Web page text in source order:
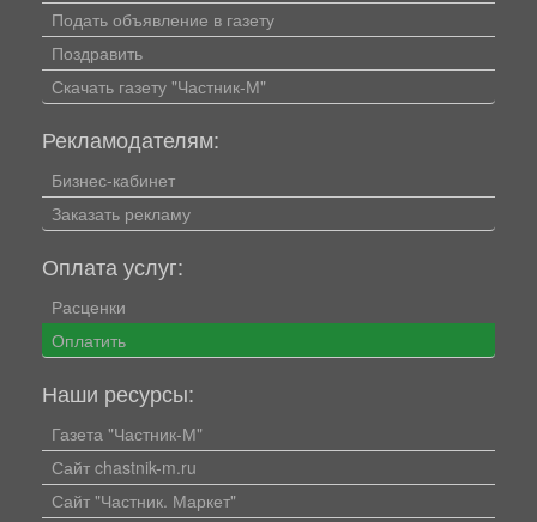
Подать объявление в газету
Поздравить
Скачать газету "Частник-М"
Рекламодателям:
Бизнес-кабинет
Заказать рекламу
Оплата услуг:
Расценки
Оплатить
Наши ресурсы:
Газета "Частник-М"
Сайт chastnik-m.ru
Сайт "Частник. Маркет"